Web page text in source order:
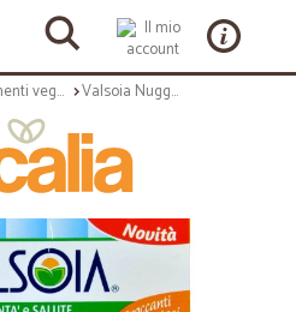
Alimenti vegani Valsoia Nuggets vegetali